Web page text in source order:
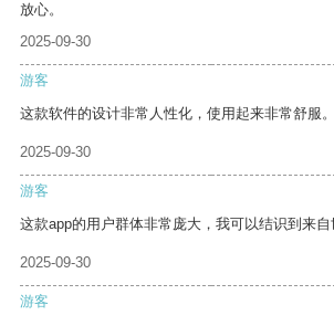
放心。
2025-09-30
游客
这款软件的设计非常人性化，使用起来非常舒服。
2025-09-30
游客
这款app的用户群体非常庞大，我可以结识到来自
2025-09-30
游客